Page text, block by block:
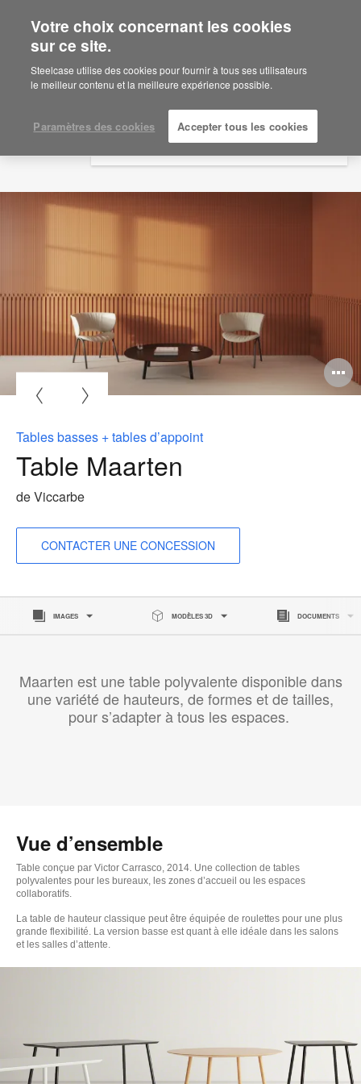
Are you in United States?
Would you like to see Products we sell in
your region?
English
Español
Tables basses + tables d’appoint
Table Maarten
de Viccarbe
CONTACTER UNE CONCESSION
IMAGES MODÈLES 3D DOCUMENTS
Maarten est une table polyvalente disponible dans
une variété de hauteurs, de formes et de tailles,
pour s’adapter à tous les espaces.
Vue d’ensemble
Table conçue par Victor Carrasco, 2014. Une collection de tables
polyvalentes pour les bureaux, les zones d’accueil ou les espaces
collaboratifs.
La table de hauteur classique peut être équipée de roulettes pour une plus
grande flexibilité. La version basse est quant à elle idéale dans les salons
et les salles d’attente.
Votre choix concernant les cookies
sur ce site.
Steelcase utilise des cookies pour fournir à tous ses utilisateurs
le meilleur contenu et la meilleure expérience possible.
Paramètres des cookies Accepter tous les cookies